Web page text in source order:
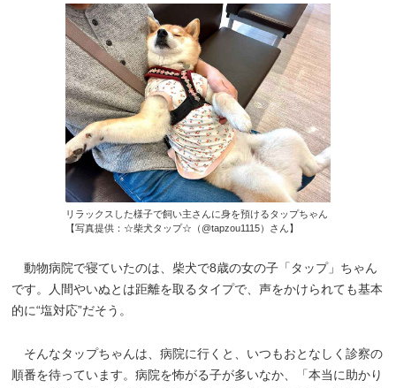
リラックスした様子で飼い主さんに身を預けるタップちゃん
【写真提供：☆柴犬タップ☆（@tapzou1115）さん】
動物病院で寝ていたのは、柴犬で8歳の女の子「タップ」ちゃん
です。人間やいぬとは距離を取るタイプで、声をかけられても基本
的に“塩対応”だそう。
そんなタップちゃんは、病院に行くと、いつもおとなしく診察の
順番を待っています。病院を怖がる子が多いなか、「本当に助かり